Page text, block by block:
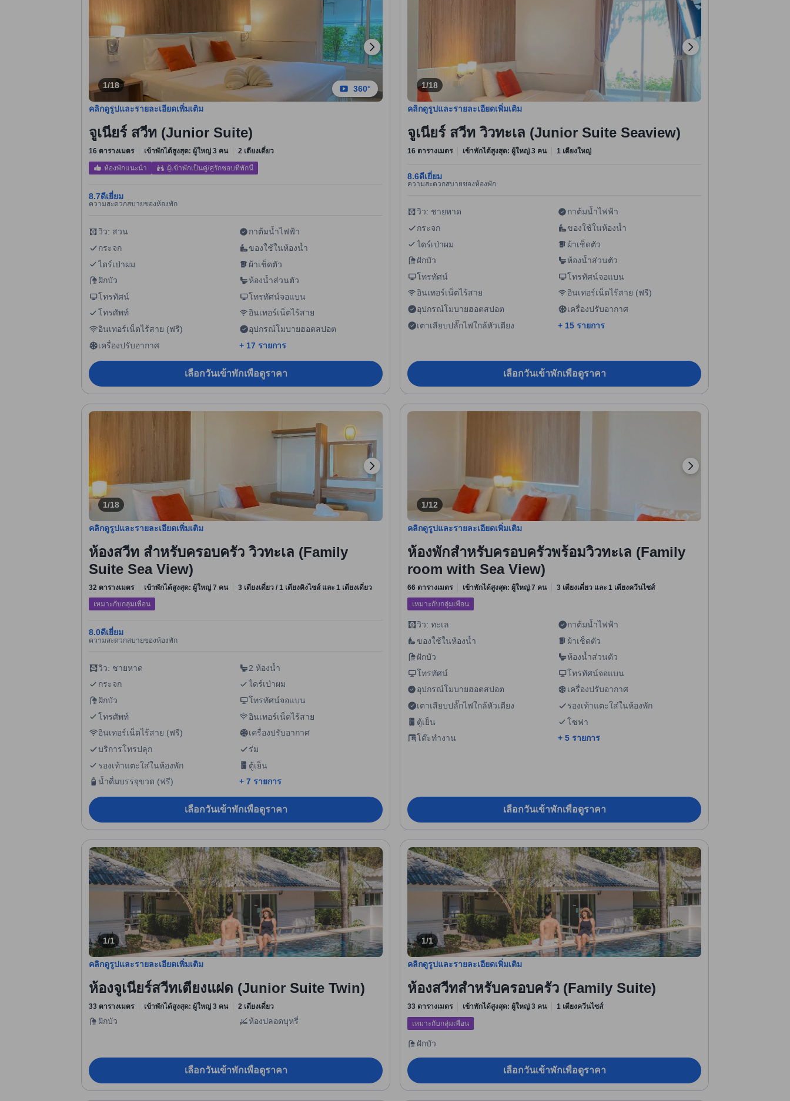
1/18 360°
คลิกดูรูปและรายละเอียดเพิ่มเติม
จูเนียร์ สวีท (Junior Suite)
16 ตารางเมตร เข้าพักได้สูงสุด: ผู้ใหญ่ 3 คน 2 เตียงเดี่ยว
ห้องพักแนะนำ ผู้เข้าพักเป็นคู่/คู่รักชอบที่พักนี้
8.7ดีเยี่ยม
ความสะดวกสบายของห้องพัก
วิว: สวน
กาต้มน้ำไฟฟ้า
กระจก
ของใช้ในห้องน้ำ
ไดร์เป่าผม
ผ้าเช็ดตัว
ฝักบัว
ห้องน้ำส่วนตัว
โทรทัศน์
โทรทัศน์จอแบน
โทรศัพท์
อินเทอร์เน็ตไร้สาย
อินเทอร์เน็ตไร้สาย (ฟรี)
อุปกรณ์โมบายฮอตสปอต
เครื่องปรับอากาศ
+ 17 รายการ
เลือกวันเข้าพักเพื่อดูราคา
1/18
คลิกดูรูปและรายละเอียดเพิ่มเติม
จูเนียร์ สวีท วิวทะเล (Junior Suite Seaview)
16 ตารางเมตร เข้าพักได้สูงสุด: ผู้ใหญ่ 3 คน 1 เตียงใหญ่
8.6ดีเยี่ยม
ความสะดวกสบายของห้องพัก
วิว: ชายหาด
กาต้มน้ำไฟฟ้า
กระจก
ของใช้ในห้องน้ำ
ไดร์เป่าผม
ผ้าเช็ดตัว
ฝักบัว
ห้องน้ำส่วนตัว
โทรทัศน์
โทรทัศน์จอแบน
อินเทอร์เน็ตไร้สาย
อินเทอร์เน็ตไร้สาย (ฟรี)
อุปกรณ์โมบายฮอตสปอต
เครื่องปรับอากาศ
เตาเสียบปลั๊กไฟใกล้หัวเตียง
+ 15 รายการ
เลือกวันเข้าพักเพื่อดูราคา
1/18
คลิกดูรูปและรายละเอียดเพิ่มเติม
ห้องสวีท สำหรับครอบครัว วิวทะเล (Family
Suite Sea View)
32 ตารางเมตร เข้าพักได้สูงสุด: ผู้ใหญ่ 7 คน 3 เตียงเดี่ยว / 1 เตียงคิงไซส์ และ 1 เตียงเดี่ยว
เหมาะกับกลุ่มเพื่อน
8.0ดีเยี่ยม
ความสะดวกสบายของห้องพัก
วิว: ชายหาด
2 ห้องน้ำ
กระจก
ไดร์เป่าผม
ฝักบัว
โทรทัศน์จอแบน
โทรศัพท์
อินเทอร์เน็ตไร้สาย
อินเทอร์เน็ตไร้สาย (ฟรี)
เครื่องปรับอากาศ
บริการโทรปลุก
ร่ม
รองเท้าแตะใส่ในห้องพัก
ตู้เย็น
น้ำดื่มบรรจุขวด (ฟรี)
+ 7 รายการ
เลือกวันเข้าพักเพื่อดูราคา
1/12
คลิกดูรูปและรายละเอียดเพิ่มเติม
ห้องพักสำหรับครอบครัวพร้อมวิวทะเล (Family
room with Sea View)
66 ตารางเมตร เข้าพักได้สูงสุด: ผู้ใหญ่ 7 คน 3 เตียงเดี่ยว และ 1 เตียงควีนไซส์
เหมาะกับกลุ่มเพื่อน
วิว: ทะเล
กาต้มน้ำไฟฟ้า
ของใช้ในห้องน้ำ
ผ้าเช็ดตัว
ฝักบัว
ห้องน้ำส่วนตัว
โทรทัศน์
โทรทัศน์จอแบน
อุปกรณ์โมบายฮอตสปอต
เครื่องปรับอากาศ
เตาเสียบปลั๊กไฟใกล้หัวเตียง
รองเท้าแตะใส่ในห้องพัก
ตู้เย็น
โซฟา
โต๊ะทำงาน
+ 5 รายการ
เลือกวันเข้าพักเพื่อดูราคา
1/1
คลิกดูรูปและรายละเอียดเพิ่มเติม
ห้องจูเนียร์สวีทเตียงแฝด (Junior Suite Twin)
33 ตารางเมตร เข้าพักได้สูงสุด: ผู้ใหญ่ 3 คน 2 เตียงเดี่ยว
ฝักบัว ห้องปลอดบุหรี่
เลือกวันเข้าพักเพื่อดูราคา
1/1
คลิกดูรูปและรายละเอียดเพิ่มเติม
ห้องสวีทสำหรับครอบครัว (Family Suite)
33 ตารางเมตร เข้าพักได้สูงสุด: ผู้ใหญ่ 3 คน 1 เตียงควีนไซส์
เหมาะกับกลุ่มเพื่อน
ฝักบัว
เลือกวันเข้าพักเพื่อดูราคา